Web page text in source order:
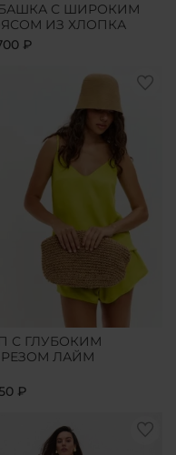
С ШИРОКИМ
ИЗ ХЛОПКА
₽
С ГЛУБОКИМ
ЛАЙМ
₽